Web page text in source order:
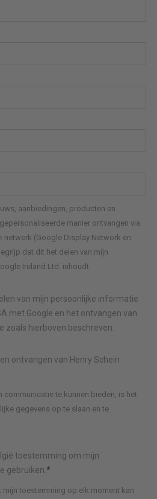
aanbiedingen, producten en
manier ontvangen via
netwerk (Google Display Network en
dat dit het delen van mijn
Ireland Ltd. inhoudt.
van mijn persoonlijke informatie
met Google en het ontvangen van
hierboven beschreven.
ontvangen van Henry Schein
communicatie te kunnen bieden, is het
gegevens op te slaan en te
toestemming om mijn
gebruiken. *
mijn toestemming op elk moment kan